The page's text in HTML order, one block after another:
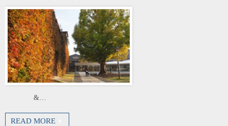
&…
READ MORE